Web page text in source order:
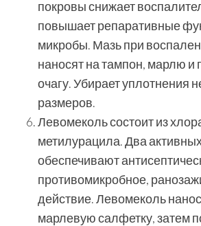
покровы снижает
повышает репаративные
микробы. Мазь при
наносят на тампон, марлю и
очагу. Убирает уплотнения
размеров.
Левомеколь состоит из
метилурацила. Два
обеспечивают
противомикробное,
действие. Левомеколь
марлевую салфетку, затем